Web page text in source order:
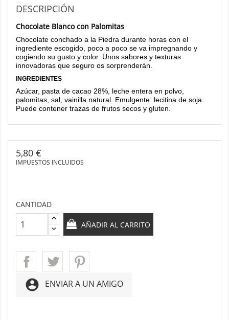
DESCRIPCIÓN
Chocolate Blanco con Palomitas
Chocolate conchado a la Piedra durante horas con el
ingrediente escogido, poco a poco se va impregnando y
cogiendo su gusto y color. Unos sabores y texturas
innovadoras que seguro os sorprenderán.
INGREDIENTES
Azúcar, pasta de cacao 28%, leche entera en polvo,
palomitas, sal, vainilla natural. Emulgente: lecitina de soja.
Puede contener trazas de frutos secos y gluten.
5,80 €
IMPUESTOS INCLUIDOS
CANTIDAD
AÑADIR AL CARRITO
account_circle ENVIAR A UN AMIGO